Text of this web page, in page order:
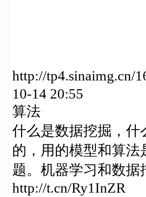
http://tp4.sinaimg.cn/
10-14 20:55
算法
什么是数据挖掘，什
的，用的模型和算
题。机器学习和数
http://t.cn/Ry1InZR